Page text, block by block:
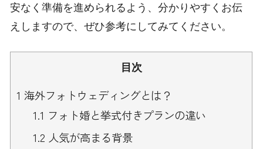
安なく準備を進められるよう、分かりやすくお伝
えしますので、ぜひ参考にしてみてください。
目次
1 海外フォトウェディングとは？
1.1 フォト婚と挙式付きプランの違い
1.2 人気が高まる背景